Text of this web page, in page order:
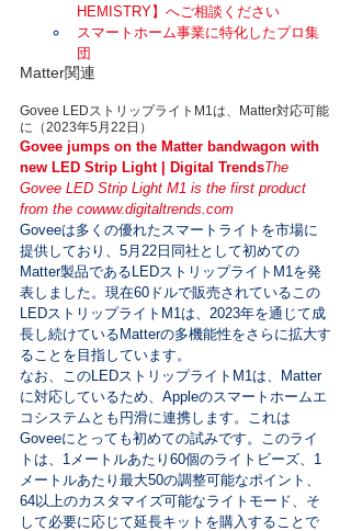
HEMISTRY】へご相談ください
スマートホーム事業に特化したプロ集
団
Matter関連
Govee LEDストリップライトM1は、Matter対応可能
に（2023年5月22日）
Govee jumps on the Matter bandwagon with
new LED Strip Light | Digital TrendsThe
Govee LED Strip Light M1 is the first product
from the cowww.digitaltrends.com
Goveeは多くの優れたスマートライトを市場に
提供しており、5月22日同社として初めての
Matter製品であるLEDストリップライトM1を発
表しました。現在60ドルで販売されているこの
LEDストリップライトM1は、2023年を通じて成
長し続けているMatterの多機能性をさらに拡大す
ることを目指しています。
なお、このLEDストリップライトM1は、Matter
に対応しているため、Appleのスマートホームエ
コシステムとも円滑に連携します。これは
Goveeにとっても初めての試みです。このライ
トは、1メートルあたり60個のライトビーズ、1
メートルあたり最大50の調整可能なポイント、
64以上のカスタマイズ可能なライトモード、そ
して必要に応じて延長キットを購入することで